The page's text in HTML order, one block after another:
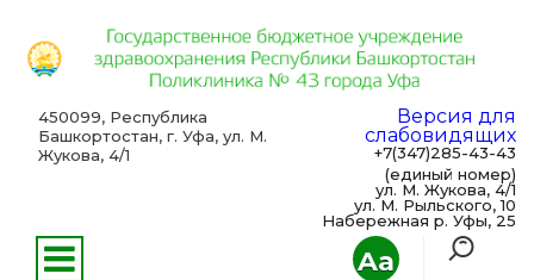
Aa
450099, Республика
Башкортостан, г. Уфа, ул. М.
Жукова, 4/1
Версия для
слабовидящих
+7(347)285-43-43
(единый номер)
ул. М. Жукова, 4/1
ул. М. Рыльского, 10
Набережная р. Уфы, 25